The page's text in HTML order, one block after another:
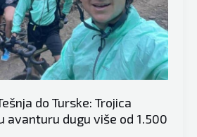
do Turske: Trojica
avanturu dugu više od 1.500